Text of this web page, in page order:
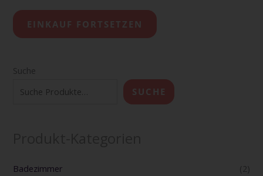
EINKAUF FORTSETZEN
Suche
SUCHE
Badezimmer (2)